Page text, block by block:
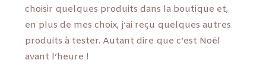
choisir quelques produits dans la boutique et,
en plus de mes choix, j’ai reçu quelques autres
produits à tester. Autant dire que c’est Noël
avant l’heure !